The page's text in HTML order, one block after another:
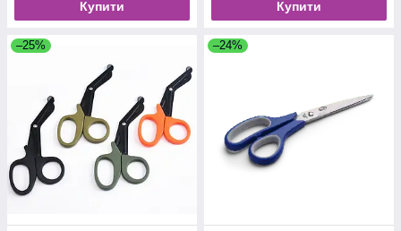
Купити Купити
–25% –24%